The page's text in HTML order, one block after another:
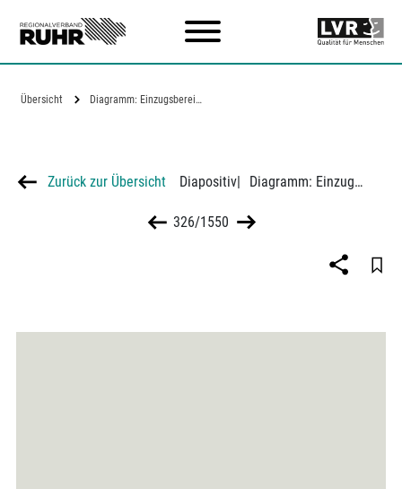
Übersicht Diagramm: Einzugsbereich des Revierparks…
Zurück zur Übersicht Diapositiv| Diagramm: Einzugsbereich des Revierparks Oberhausen/ Bottrop
326/1550